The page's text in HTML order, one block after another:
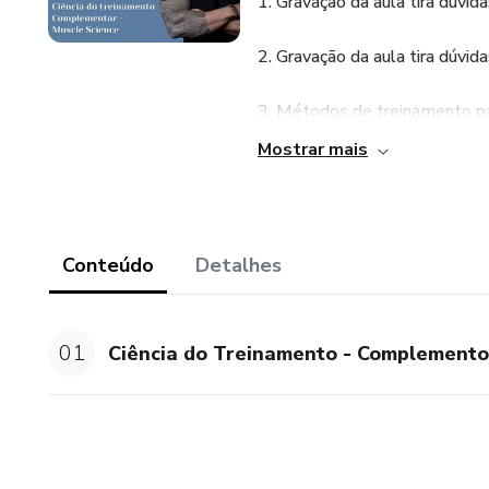
2. Gravação da aula tira
3. Métodos de treinamento
6. Método Excêntrico
Mostrar mais
Conteúdo Detalhes
01 Ciência do Treinamento - Complemento